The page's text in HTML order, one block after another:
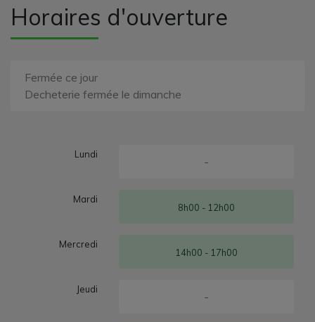
Horaires d'ouverture
Fermée ce jour
Decheterie fermée le dimanche
Lundi
-
Mardi
8h00 - 12h00
Mercredi
14h00 - 17h00
Jeudi
-